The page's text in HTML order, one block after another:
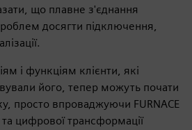
що плавне з'єднання
досягти підключення,
і функціям клієнти, які
його, тепер можуть почати
просто впроваджуючи FURNACE
та цифрової трансформації